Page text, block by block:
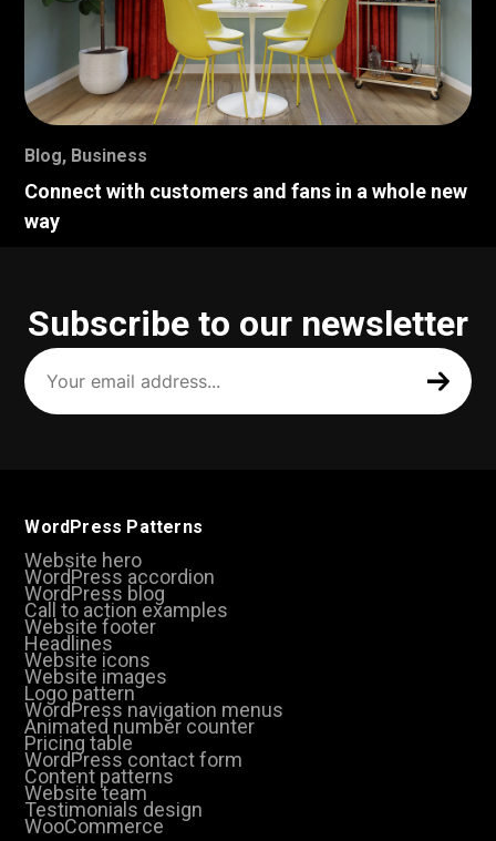
Blog, Business
Connect with customers and fans in a whole new
way
Subscribe to our newsletter
Your
email
address
(Required)
WordPress Patterns
Website hero
WordPress accordion
WordPress blog
Call to action examples
Website footer
Headlines
Website icons
Website images
Logo pattern
WordPress navigation menus
Animated number counter
Pricing table
WordPress contact form
Content patterns
Website team
Testimonials design
WooCommerce